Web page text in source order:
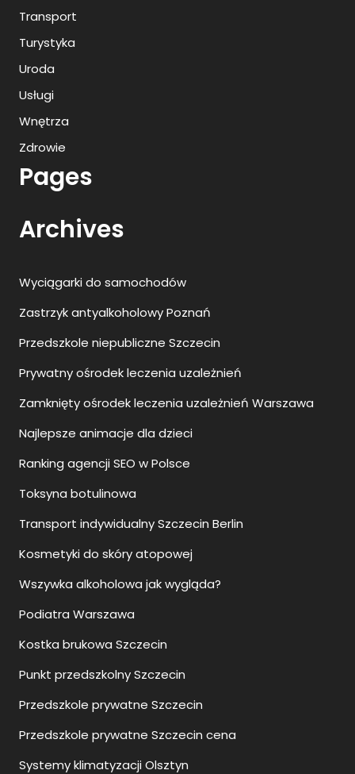
Transport
Turystyka
Uroda
Usługi
Wnętrza
Zdrowie
Pages
Archives
Wyciągarki do samochodów
Zastrzyk antyalkoholowy Poznań
Przedszkole niepubliczne Szczecin
Prywatny ośrodek leczenia uzależnień
Zamknięty ośrodek leczenia uzależnień Warszawa
Najlepsze animacje dla dzieci
Ranking agencji SEO w Polsce
Toksyna botulinowa
Transport indywidualny Szczecin Berlin
Kosmetyki do skóry atopowej
Wszywka alkoholowa jak wygląda?
Podiatra Warszawa
Kostka brukowa Szczecin
Punkt przedszkolny Szczecin
Przedszkole prywatne Szczecin
Przedszkole prywatne Szczecin cena
Systemy klimatyzacji Olsztyn